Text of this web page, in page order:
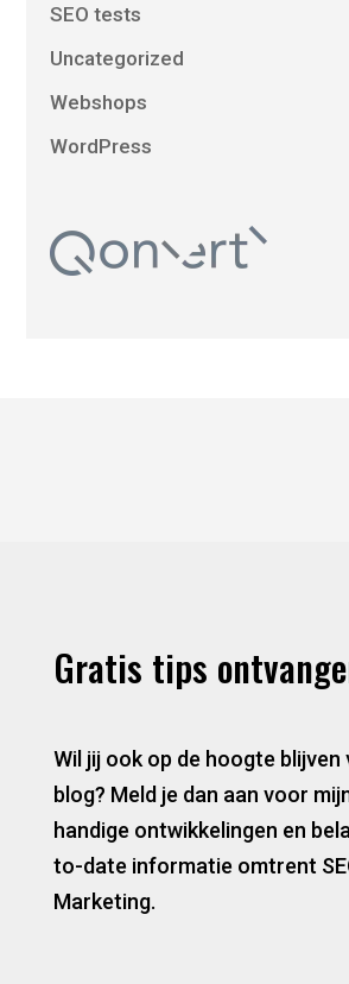
SEO tests
Uncategorized
Webshops
WordPress
Gratis tips
Wil jij ook op de hoogte blijven
blog? Meld je dan aan voor
handige ontwikkelingen en
to-date informatie omtrent
Marketing.